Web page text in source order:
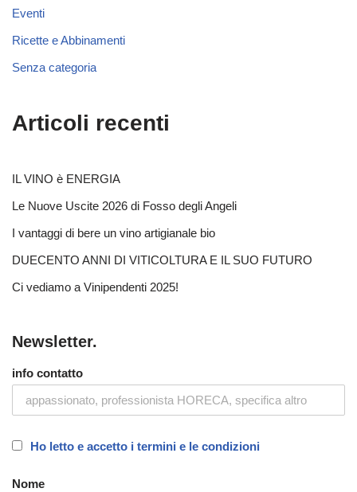
Eventi
Ricette e Abbinamenti
Senza categoria
Articoli recenti
IL VINO è ENERGIA
Le Nuove Uscite 2026 di Fosso degli Angeli
I vantaggi di bere un vino artigianale bio
DUECENTO ANNI DI VITICOLTURA E IL SUO FUTURO
Ci vediamo a Vinipendenti 2025!
Newsletter.
info contatto
Ho letto e accetto i termini e le condizioni
Nome